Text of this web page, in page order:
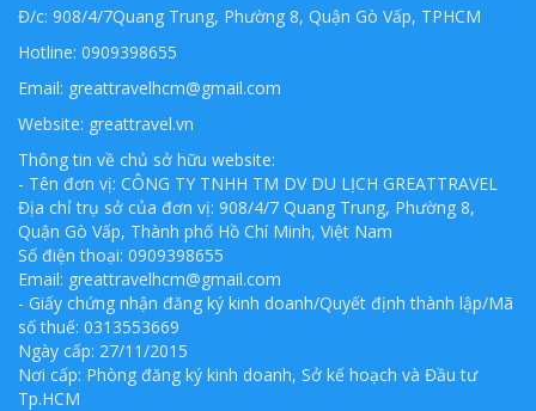
Đ/c: 908/4/7Quang Trung, Phường 8, Quận Gò Vấp, TPHCM
Hotline: 0909398655
Email: greattravelhcm@gmail.com
Website: greattravel.vn
Thông tin về chủ sở hữu website:
- Tên đơn vị: CÔNG TY TNHH TM DV DU LỊCH GREATTRAVEL
Địa chỉ trụ sở của đơn vị: 908/4/7 Quang Trung, Phường 8,
Quận Gò Vấp, Thành phố Hồ Chí Minh, Việt Nam
Số điện thoại: 0909398655
Email: greattravelhcm@gmail.com
- Giấy chứng nhận đăng ký kinh doanh/Quyết định thành lập/Mã
số thuế: 0313553669
Ngày cấp: 27/11/2015
Nơi cấp: Phòng đăng ký kinh doanh, Sở kế hoạch và Đầu tư
Tp.HCM